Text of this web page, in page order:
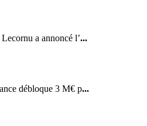
a annoncé l’...
débloque 3 M€ p...